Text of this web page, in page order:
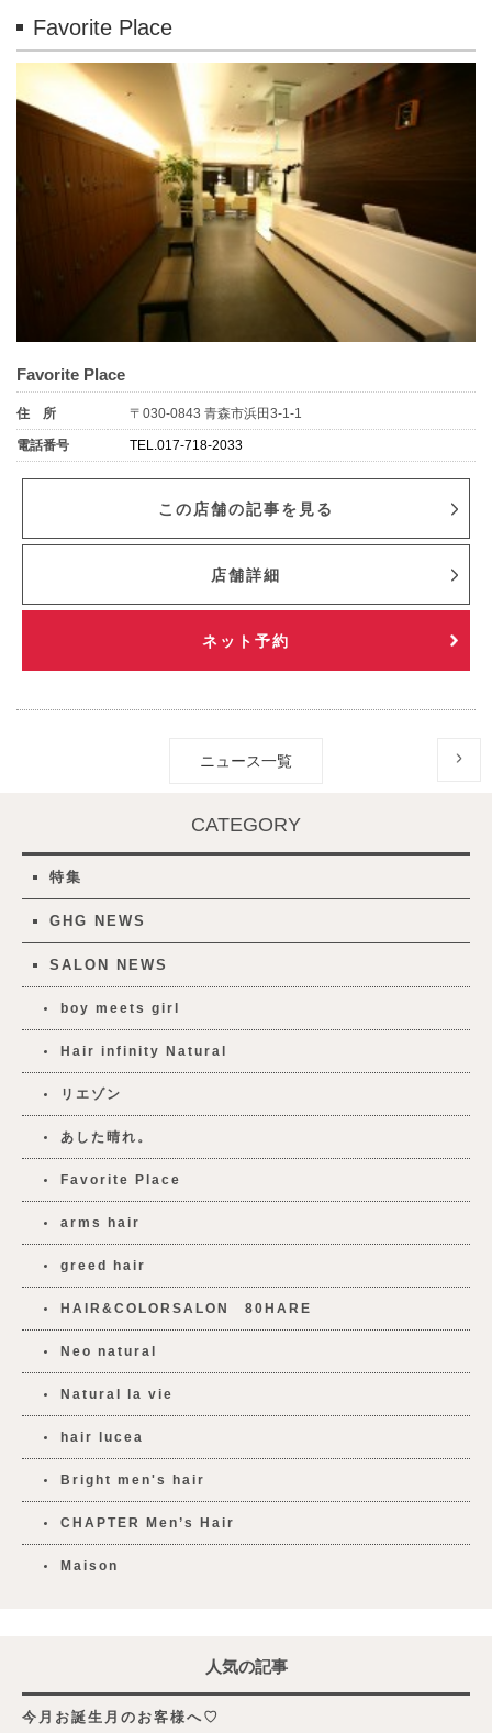
Favorite Place
Favorite Place
住 所 〒030-0843 青森市浜田3-1-1
電話番号 TEL.017-718-2033
この店舗の記事を見る
店舗詳細
ネット予約
ニュース一覧
CATEGORY
特集
GHG NEWS
SALON NEWS
boy meets girl
Hair infinity Natural
リエゾン
あした晴れ。
Favorite Place
arms hair
greed hair
HAIR&COLORSALON 80HARE
Neo natural
Natural la vie
hair lucea
Bright men's hair
CHAPTER Men’s Hair
Maison
人気の記事
今月お誕生月のお客様へ♡